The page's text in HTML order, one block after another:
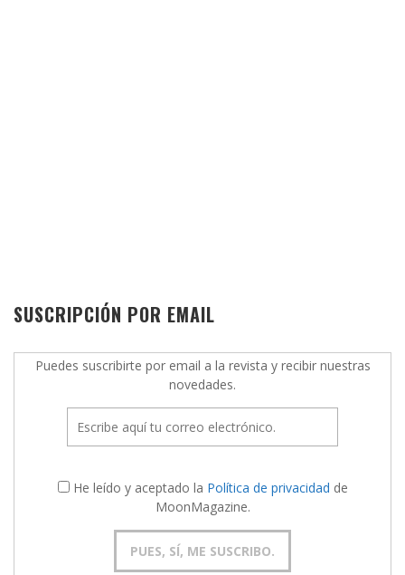
SUSCRIPCIÓN POR EMAIL
Puedes suscribirte por email a la revista y recibir nuestras
novedades.
He leído y aceptado la Política de privacidad de
MoonMagazine.